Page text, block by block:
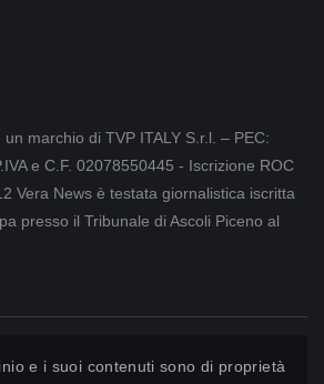
marchio di TVP ITALY S.r.l. – PEC:
e C.F. 02078550445 - Iscrizione ROC
Vera News è testata giornalistica iscritta
presso il Tribunale di Ascoli Piceno al
e i suoi contenuti sono di proprietà